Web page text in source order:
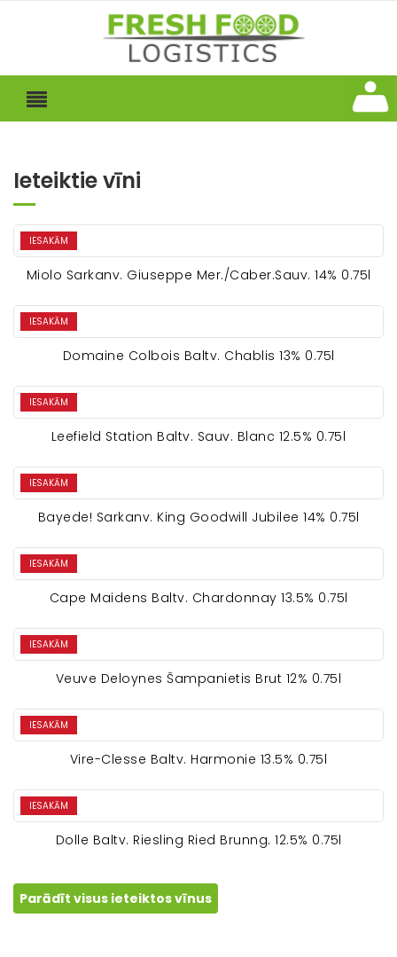
Ieteiktie vīni
IESAKĀM
Miolo Sarkanv. Giuseppe Mer./Caber.Sauv. 14% 0.75l
IESAKĀM
Domaine Colbois Baltv. Chablis 13% 0.75l
IESAKĀM
Leefield Station Baltv. Sauv. Blanc 12.5% 0.75l
IESAKĀM
Bayede! Sarkanv. King Goodwill Jubilee 14% 0.75l
IESAKĀM
Cape Maidens Baltv. Chardonnay 13.5% 0.75l
IESAKĀM
Veuve Deloynes Šampanietis Brut 12% 0.75l
IESAKĀM
Vire-Clesse Baltv. Harmonie 13.5% 0.75l
IESAKĀM
Dolle Baltv. Riesling Ried Brunng. 12.5% 0.75l
Parādīt visus ieteiktos vīnus